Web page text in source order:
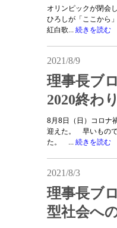
オリンピックが閉会
ひろしが「ここから
紅白歌... 続きを読む
2021/8/9
理事長ブ
2020終わ
8月8日（日）コロナ
迎えた。 早いもの
た。 ... 続きを読む
2021/8/3
理事長ブ
型社会へ